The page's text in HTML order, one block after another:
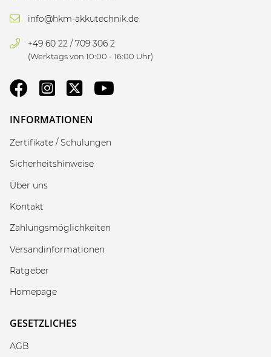
info@hkm-akkutechnik.de
+49 60 22 / 709 306 2
(Werktags von 10:00 - 16:00 Uhr)
INFORMATIONEN
Zertifikate / Schulungen
Sicherheitshinweise
Über uns
Kontakt
Zahlungsmöglichkeiten
Versandinformationen
Ratgeber
Homepage
GESETZLICHES
AGB